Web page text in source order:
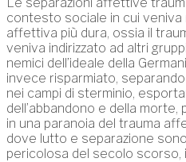
contesto sociale in cui veniva
affettiva più dura, ossia il
veniva indirizzato ad altri
nemici dell’ideale della
invece risparmiato,
nei campi di sterminio,
dell’abbandono e della morte,
in una paranoia del trauma
dove lutto e separazione
pericolosa del secolo scorso,